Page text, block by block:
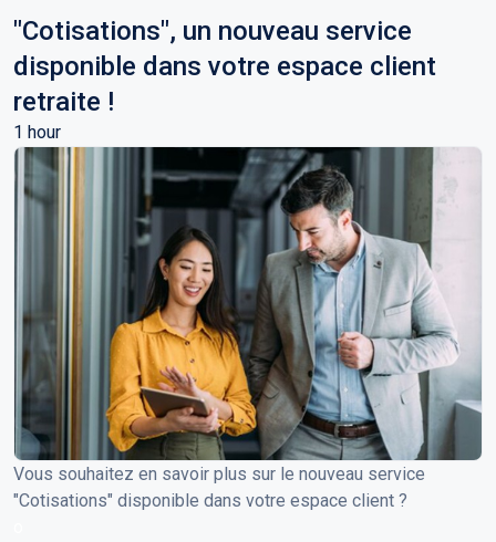
"Cotisations", un nouveau service
disponible dans votre espace client
retraite !
1 hour
Vous souhaitez en savoir plus sur le nouveau service
"Cotisations" disponible dans votre espace client ?